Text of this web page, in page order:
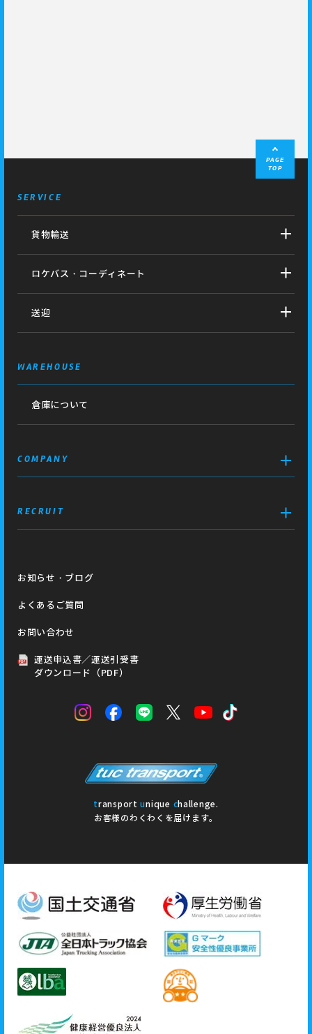
PAGE
TOP
SERVICE
貨物輸送
ロケバス・コーディネート
送迎
WAREHOUSE
倉庫について
COMPANY
RECRUIT
お知らせ・ブログ
よくあるご質問
お問い合わせ
運送申込書／運送引受書
ダウンロード（PDF）
transportunique challenge.
お客様のわくわくを届けます。